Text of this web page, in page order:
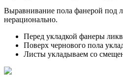
Выравнивание пола фанерой под
нерационально.
Перед укладкой фанеры
Поверх чернового пола
Листы укладываем со